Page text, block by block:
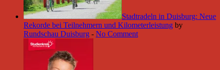
Stadtradeln in Duisburg: Neue
Rekorde bei Teilnehmern und Kilometerleistung by
Rundschau Duisburg - No Comment